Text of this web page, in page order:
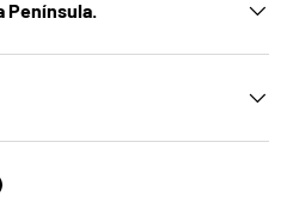
Península.